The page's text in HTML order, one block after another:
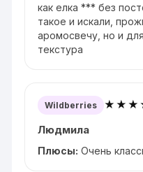
как елка *** без
такое и искали,
аромосвечу, но и
текстура
Wildberries
Людмила
Плюсы: Очень